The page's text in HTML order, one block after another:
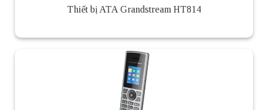
Thiết bị ATA Grandstream HT814